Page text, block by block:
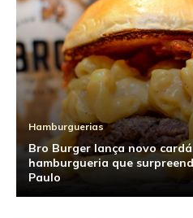
Hamburguerias
Bro Burger lança novo
hamburgueria que
Paulo